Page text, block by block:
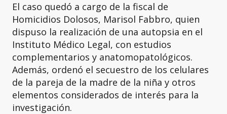
El caso quedó a cargo de la fiscal de
Homicidios Dolosos, Marisol Fabbro, quien
dispuso la realización de una autopsia en el
Instituto Médico Legal, con estudios
complementarios y anatomopatológicos.
Además, ordenó el secuestro de los celulares
de la pareja de la madre de la niña y otros
elementos considerados de interés para la
investigación.